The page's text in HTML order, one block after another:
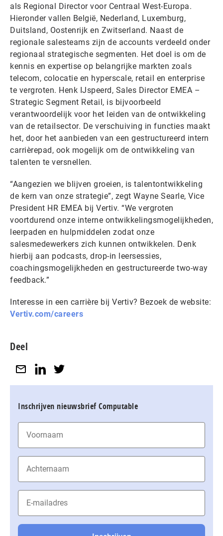
als Regional Director voor Centraal West-Europa.
Hieronder vallen België, Nederland, Luxemburg,
Duitsland, Oostenrijk en Zwitserland. Naast de
regionale salesteams zijn de accounts verdeeld onder
regionaal strategische segmenten. Het doel is om de
kennis en expertise op belangrijke markten zoals
telecom, colocatie en hyperscale, retail en enterprise
te vergroten. Henk IJspeerd, Sales Director EMEA –
Strategic Segment Retail, is bijvoorbeeld
verantwoordelijk voor het leiden van de ontwikkeling
van de retailsector. De verschuiving in functies maakt
het, door het aanbieden van een gestructureerd intern
carrièrepad, ook mogelijk om de ontwikkeling van
talenten te versnellen.
“Aangezien we blijven groeien, is talentontwikkeling
de kern van onze strategie”, zegt Wayne Searle, Vice
President HR EMEA bij Vertiv. “We vergroten
voortdurend onze interne ontwikkelingsmogelijkheden,
leerpaden en hulpmiddelen zodat onze
salesmedewerkers zich kunnen ontwikkelen. Denk
hierbij aan podcasts, drop-in leersessies,
coachingsmogelijkheden en gestructureerde two-way
feedback.”
Interesse in een carrière bij Vertiv? Bezoek de website:
Vertiv.com/careers
Deel
Inschrijven nieuwsbrief Computable